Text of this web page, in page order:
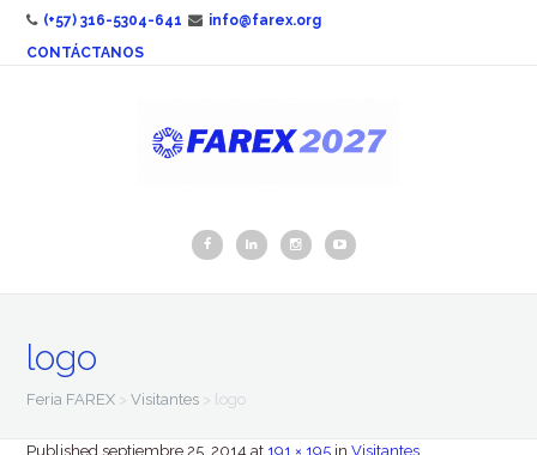
(+57) 316-5304-641
info@farex.org
CONTÁCTANOS
logo
Feria FAREX >Visitantes > logo
Publishedseptiembre 25, 2014 at 191 × 195 inVisitantes